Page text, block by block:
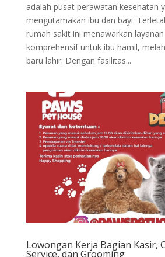
adalah pusat perawatan kesehatan
mengutamakan ibu dan bayi.
rumah sakit ini menawarkan
komprehensif untuk ibu hamil,
baru lahir. Dengan fasilitas...
Lowongan Kerja Bagian Kasir,
Service, dan Grooming